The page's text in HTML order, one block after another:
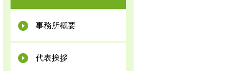
事務所概要
代表挨拶